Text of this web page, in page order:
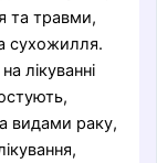
та травми,
сухожилля.
лікуванні
видами раку,